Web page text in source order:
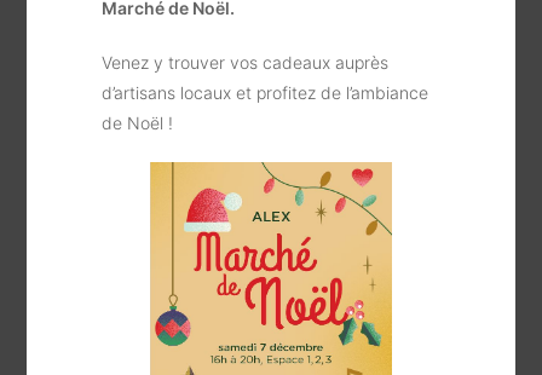
Marché de Noël.
Venez y trouver vos cadeaux auprès
d’artisans locaux et profitez de l’ambiance
de Noël !